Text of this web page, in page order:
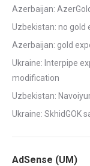
Azerbaijan:
Uzbekistan: no gold
Azerbaijan: gold
Ukraine: Interpipe
modification
Uzbekistan:
Ukraine: SkhidGOK
AdSense (UM)